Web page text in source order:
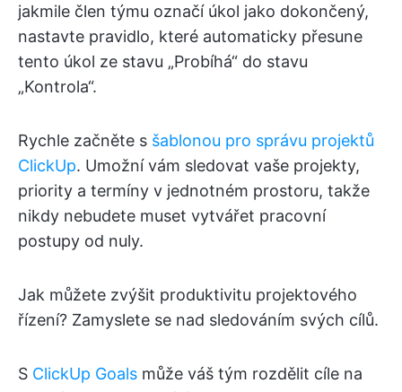
jakmile člen týmu označí úkol jako dokončený,
nastavte pravidlo, které automaticky přesune
tento úkol ze stavu „Probíhá“ do stavu
„Kontrola“.
Rychle začněte s šablonou pro správu projektů
ClickUp. Umožní vám sledovat vaše projekty,
priority a termíny v jednotném prostoru, takže
nikdy nebudete muset vytvářet pracovní
postupy od nuly.
Jak můžete zvýšit produktivitu projektového
řízení? Zamyslete se nad sledováním svých cílů.
S ClickUp Goals může váš tým rozdělit cíle na